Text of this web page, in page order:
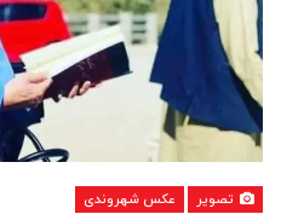
تصویر عکس شهروندی